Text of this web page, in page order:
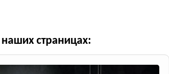
страницах: